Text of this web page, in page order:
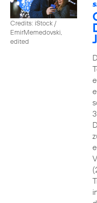
Credits: iStock /
EmirMemedovski,
edited